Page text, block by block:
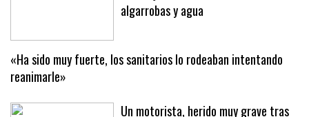
Llucmajor libra una batalla de
«Ha sido muy fuerte, los sanitarios lo rodeaban intentando
reanimarle»